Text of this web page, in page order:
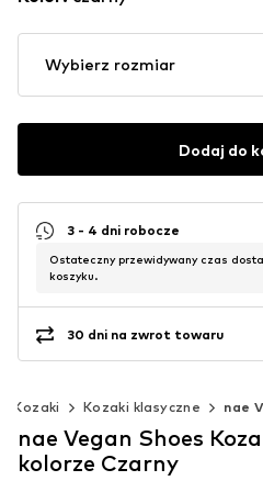
Wybierz rozmiar
Dodaj do
3 - 4 dni robocze
Ostateczny przewidywany czas
koszyku.
30 dni na zwrot towaru
Kozaki Kozaki klasyczne nae
nae Vegan Shoes
kolorze Czarny